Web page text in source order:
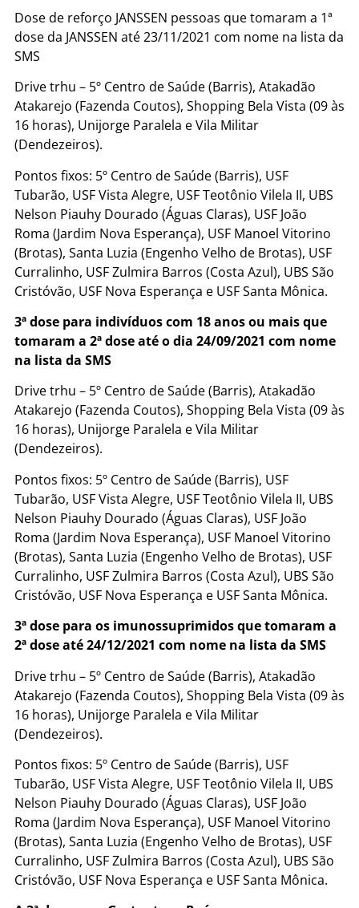
Dose de reforço JANSSEN pessoas que tomaram a 1ª
dose da JANSSEN até 23/11/2021 com nome na lista da
SMS
Drive trhu – 5º Centro de Saúde (Barris), Atakadão
Atakarejo (Fazenda Coutos), Shopping Bela Vista (09 às
16 horas), Unijorge Paralela e Vila Militar
(Dendezeiros).
Pontos fixos: 5º Centro de Saúde (Barris), USF
Tubarão, USF Vista Alegre, USF Teotônio Vilela II, UBS
Nelson Piauhy Dourado (Águas Claras), USF João
Roma (Jardim Nova Esperança), USF Manoel Vitorino
(Brotas), Santa Luzia (Engenho Velho de Brotas), USF
Curralinho, USF Zulmira Barros (Costa Azul), UBS São
Cristóvão, USF Nova Esperança e USF Santa Mônica.
3ª dose para indivíduos com 18 anos ou mais que
tomaram a 2ª dose até o dia 24/09/2021 com nome
na lista da SMS
Drive trhu – 5º Centro de Saúde (Barris), Atakadão
Atakarejo (Fazenda Coutos), Shopping Bela Vista (09 às
16 horas), Unijorge Paralela e Vila Militar
(Dendezeiros).
Pontos fixos: 5º Centro de Saúde (Barris), USF
Tubarão, USF Vista Alegre, USF Teotônio Vilela II, UBS
Nelson Piauhy Dourado (Águas Claras), USF João
Roma (Jardim Nova Esperança), USF Manoel Vitorino
(Brotas), Santa Luzia (Engenho Velho de Brotas), USF
Curralinho, USF Zulmira Barros (Costa Azul), UBS São
Cristóvão, USF Nova Esperança e USF Santa Mônica.
3ª dose para os imunossuprimidos que tomaram a
2ª dose até 24/12/2021 com nome na lista da SMS
Drive trhu – 5º Centro de Saúde (Barris), Atakadão
Atakarejo (Fazenda Coutos), Shopping Bela Vista (09 às
16 horas), Unijorge Paralela e Vila Militar
(Dendezeiros).
Pontos fixos: 5º Centro de Saúde (Barris), USF
Tubarão, USF Vista Alegre, USF Teotônio Vilela II, UBS
Nelson Piauhy Dourado (Águas Claras), USF João
Roma (Jardim Nova Esperança), USF Manoel Vitorino
(Brotas), Santa Luzia (Engenho Velho de Brotas), USF
Curralinho, USF Zulmira Barros (Costa Azul), UBS São
Cristóvão, USF Nova Esperança e USF Santa Mônica.